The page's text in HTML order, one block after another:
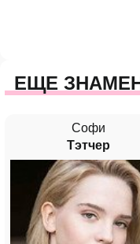
ЕЩЕ
Софи
Тэтчер